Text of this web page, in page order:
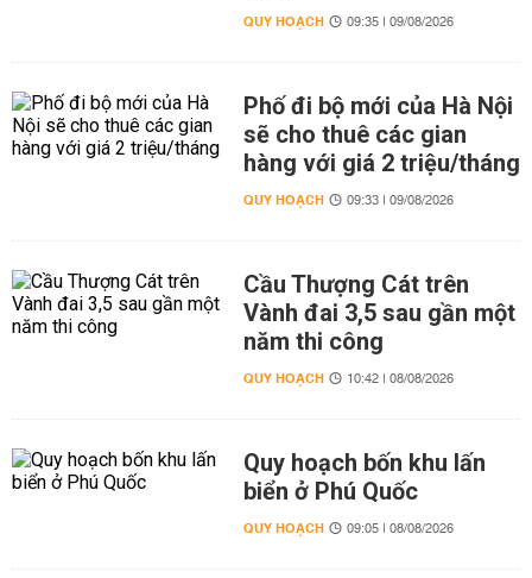
QUY HOẠCH 09:35 | 09/08/2026
Phố đi bộ mới của Hà Nội
sẽ cho thuê các gian
hàng với giá 2 triệu/tháng
QUY HOẠCH 09:33 | 09/08/2026
Cầu Thượng Cát trên
Vành đai 3,5 sau gần một
năm thi công
QUY HOẠCH 10:42 | 08/08/2026
Quy hoạch bốn khu lấn
biển ở Phú Quốc
QUY HOẠCH 09:05 | 08/08/2026